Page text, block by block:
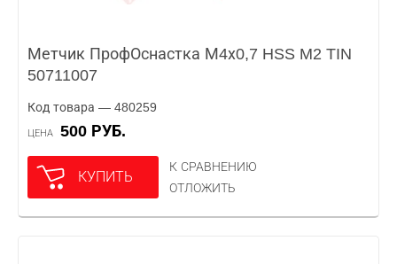
Метчик ПрофОснастка М4х0,7 HSS M2 TIN
50711007
Код товара — 480259
ЦЕНА 500 РУБ.
КУПИТЬ
К СРАВНЕНИЮ
ОТЛОЖИТЬ